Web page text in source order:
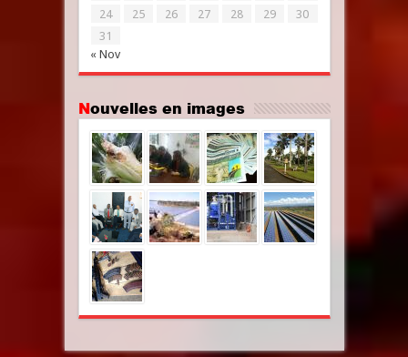
« Nov
24
25 26 27 28 29
30
31
Nouvelles en images